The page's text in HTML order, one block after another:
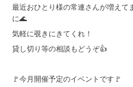
最近おひとり様の常連さんが増えて
に🌊
気軽に覗きにきてくれ！
貸し切り等の相談もどうぞ👍
🚩今月開催予定のイベントです🚩